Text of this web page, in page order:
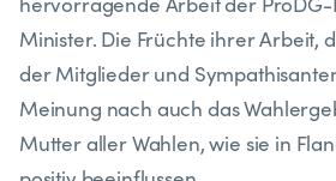
Minister. Die Früchte ihrer Arbeit,
der Mitglieder und
Meinung nach auch das
Mutter aller Wahlen, wie sie in